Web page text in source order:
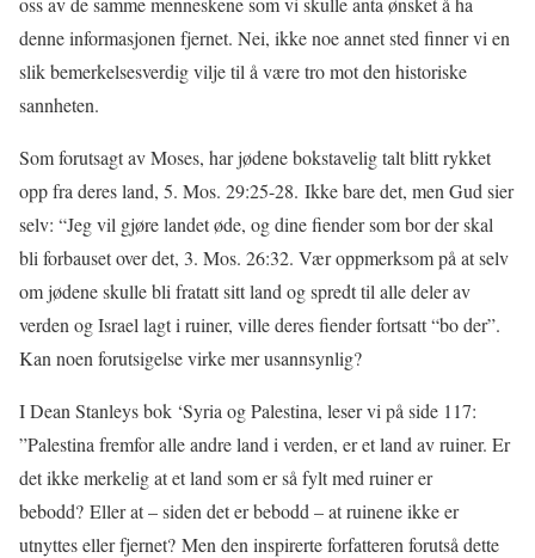
denne informasjonen fjernet. Nei, ikke noe annet sted finner vi en
slik bemerkelsesverdig vilje til å være tro mot den historiske
sannheten.
Som forutsagt av Moses, har jødene bokstavelig talt blitt rykket
opp fra deres land, 5. Mos. 29:25-28. Ikke bare det, men Gud sier
selv: “Jeg vil gjøre landet øde, og dine fiender som bor der skal
bli forbauset over det, 3. Mos. 26:32. Vær oppmerksom på at selv
om jødene skulle bli fratatt sitt land og spredt til alle deler av
verden og Israel lagt i ruiner, ville deres fiender fortsatt “bo der”.
Kan noen forutsigelse virke mer usannsynlig?
I Dean Stanleys bok ‘Syria og Palestina, leser vi på side 117:
”Palestina fremfor alle andre land i verden, er et land av ruiner. Er
det ikke merkelig at et land som er så fylt med ruiner er
bebodd? Eller at – siden det er bebodd – at ruinene ikke er
utnyttes eller fjernet? Men den inspirerte forfatteren forutså dette